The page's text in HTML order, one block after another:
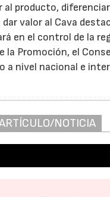
al producto,
valor al Cava
en el control de la
la Promoción, el
a nivel nacional e
NOTICIA